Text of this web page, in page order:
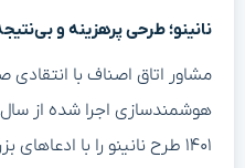
نانینو؛ طرحی پرهزینه و
مشاور اتاق اصناف با انتقادی
۱۴۰۱ طرح نانینو را با